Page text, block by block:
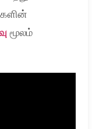
மூலம்